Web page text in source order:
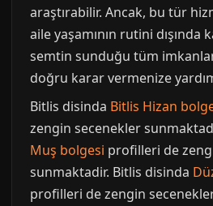
araştırabilir. Ancak, bu tür
aile yaşamının rutini dışında
semtin sunduğu tüm
doğru karar vermenize
Bitlis disinda Bitlis Hizan
zengin secenekler
Muş bolgesi profilleri de
sunmaktadir. Bitlis disinda
profilleri de zengin